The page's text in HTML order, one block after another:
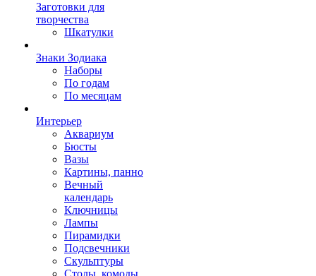
Заготовки для
творчества
Шкатулки
Знаки Зодиака
Наборы
По годам
По месяцам
Интерьер
Аквариум
Бюсты
Вазы
Картины, панно
Вечный
календарь
Ключницы
Лампы
Пирамидки
Подсвечники
Скульптуры
Столы, комоды,